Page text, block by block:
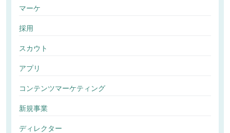
マーケ
採用
スカウト
アプリ
コンテンツマーケティング
新規事業
ディレクター